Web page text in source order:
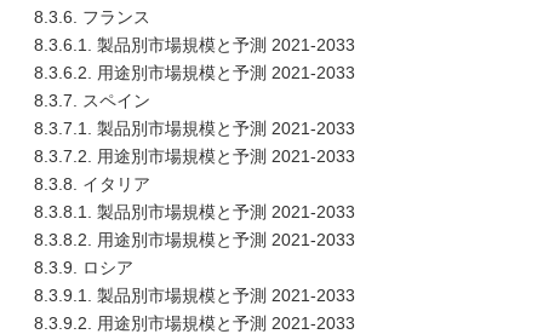
8.3.6. フランス
8.3.6.1. 製品別市場規模と予測 2021-2033
8.3.6.2. 用途別市場規模と予測 2021-2033
8.3.7. スペイン
8.3.7.1. 製品別市場規模と予測 2021-2033
8.3.7.2. 用途別市場規模と予測 2021-2033
8.3.8. イタリア
8.3.8.1. 製品別市場規模と予測 2021-2033
8.3.8.2. 用途別市場規模と予測 2021-2033
8.3.9. ロシア
8.3.9.1. 製品別市場規模と予測 2021-2033
8.3.9.2. 用途別市場規模と予測 2021-2033